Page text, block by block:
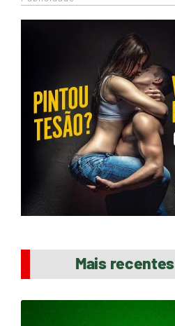
Mais recentes